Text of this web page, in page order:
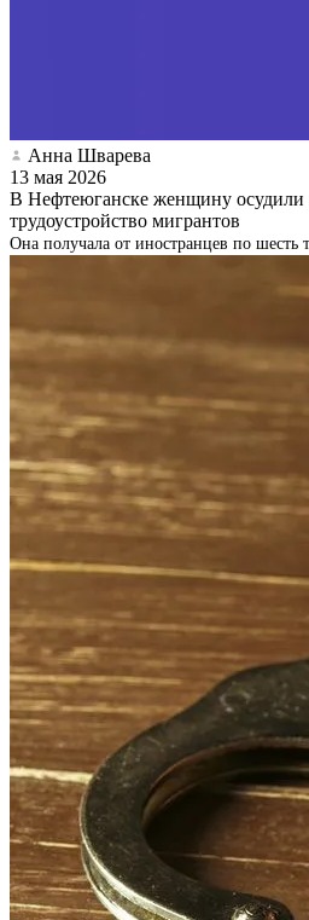
Анна Шварева
13 мая 2026
В Нефтеюганске женщину осудили
трудоустройство мигрантов
Она получала от иностранцев по шесть